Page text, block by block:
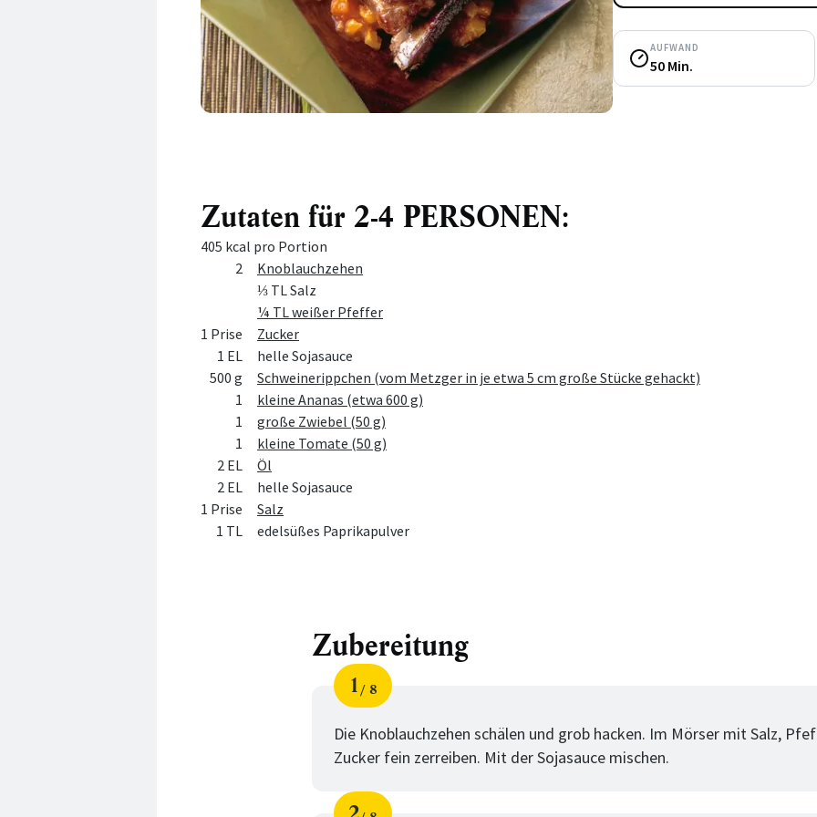
AUFWAND
50 Min.
Zutaten für 2-4 PERSONEN:
405 kcal pro Portion
Menge Zutat
2
Knoblauchzehen
⅓ TL Salz
¼ TL weißer Pfeffer
1 Prise
Zucker
1 EL
helle Sojasauce
500 g
Schweinerippchen (vom Metzger in je etwa 5 cm große Stücke gehackt)
1
kleine Ananas (etwa 600 g)
1
große Zwiebel (50 g)
1
kleine Tomate (50 g)
2 EL
Öl
2 EL
helle Sojasauce
1 Prise
Salz
1 TL
edelsüßes Paprikapulver
Zubereitung
Schritt
1
von
8
Die Knoblauchzehen schälen und grob hacken. Im Mörser mit Salz,
Zucker fein zerreiben. Mit der Sojasauce mischen.